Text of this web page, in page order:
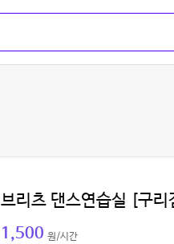
브리츠 댄스연습실 [구리
1,500 원/시간